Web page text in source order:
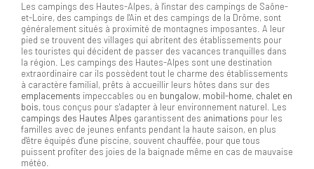
Les campings des Hautes-Alpes, à l'instar des campings de Saône-
et-Loire, des campings de l'Ain et des campings de la Drôme, sont
généralement situés à proximité de montagnes imposantes. A leur
pied se trouvent des villages qui abritent des établissements pour
les touristes qui décident de passer des vacances tranquilles dans
la région. Les campings des Hautes-Alpes sont une destination
extraordinaire car ils possèdent tout le charme des établissements
à caractère familial, prêts à accueillir leurs hôtes dans sur des
emplacements impeccables ou en bungalow, mobil-home, chalet en
bois, tous conçus pour s'adapter à leur environnement naturel. Les
campings des Hautes Alpes garantissent des animations pour les
familles avec de jeunes enfants pendant la haute saison, en plus
d'être équipés d'une piscine, souvent chauffée, pour que tous
puissent profiter des joies de la baignade même en cas de mauvaise
météo.